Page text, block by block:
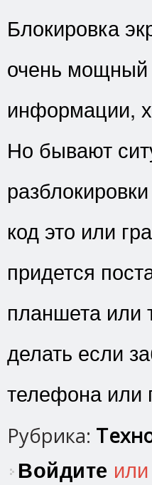
Блокировка
очень мощный
информации,
Но бывают
код это или
придется
планшета или
делать если
телефона или
Рубрика:
Войдите или